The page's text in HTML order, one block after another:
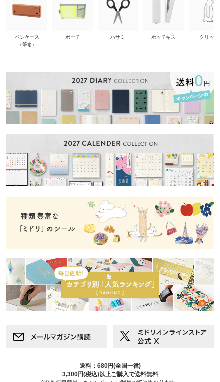
ペンケース
（筆箱）
ポーチ ハサミ ホッチキス クリップ
送料：680円(全国一律)
3,300円(税込)以上ご購入で送料無料